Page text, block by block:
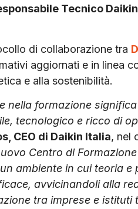
Tecnico
di collaborazione tra
aggiornati e in linea
e alla sostenibilità.
nella formazione
tecnologico e ricco di
CEO di Daikin Italia, nel
Centro di
ambiente in cui teoria
avvicinandoli alla
tra imprese e istituti